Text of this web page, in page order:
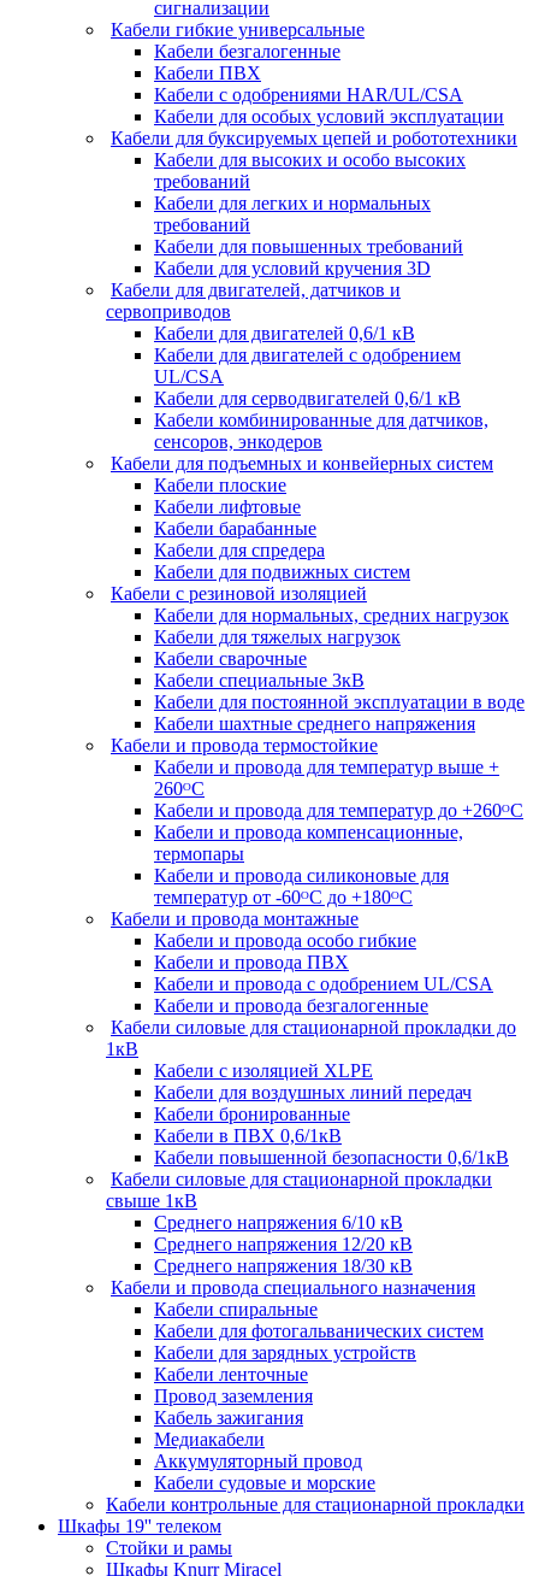
сигнализации
Кабели гибкие универсальные
Кабели безгалогенные
Кабели ПВХ
Кабели с одобрениями HAR/UL/CSA
Кабели для особых условий эксплуатации
Кабели для буксируемых цепей и робототехники
Кабели для высоких и особо высоких
требований
Кабели для легких и нормальных
требований
Кабели для повышенных требований
Кабели для условий кручения 3D
Кабели для двигателей, датчиков и
сервоприводов
Кабели для двигателей 0,6/1 кВ
Кабели для двигателей с одобрением
UL/CSA
Кабели для серводвигателей 0,6/1 кВ
Кабели комбинированные для датчиков,
cенсоров, энкодеров
Кабели для подъемных и конвейерных систем
Кабели плоские
Кабели лифтовые
Кабели барабанные
Кабели для спредера
Кабели для подвижных систем
Кабели с резиновой изоляцией
Кабели для нормальных, средних нагрузок
Кабели для тяжелых нагрузок
Кабели сварочные
Кабели специальные 3кВ
Кабели для постоянной эксплуатации в воде
Кабели шахтные среднего напряжения
Кабели и провода термостойкие
Кабели и провода для температур выше +
260ᴼС
Кабели и провода для температур до +260ᴼС
Кабели и провода компенсационные,
термопары
Кабели и провода силиконовые для
температур от -60ᴼC до +180ᴼС
Кабели и провода монтажные
Кабели и провода особо гибкие
Кабели и провода ПВХ
Кабели и провода с одобрением UL/CSA
Кабели и провода безгалогенные
Кабели силовые для стационарной прокладки до
1кВ
Кабели c изоляцией XLPE
Кабели для воздушных линий передач
Кабели бронированные
Кабели в ПВХ 0,6/1кВ
Кабели повышенной безопасности 0,6/1кВ
Кабели силовые для стационарной прокладки
свыше 1кВ
Среднего напряжения 6/10 кВ
Среднего напряжения 12/20 кВ
Среднего напряжения 18/30 кВ
Кабели и провода специального назначения
Кабели спиральные
Кабели для фотогальванических систем
Кабели для зарядных устройств
Кабели ленточные
Провод заземления
Кабель зажигания
Медиакабели
Аккумуляторный провод
Кабели судовые и морские
Кабели контрольные для стационарной прокладки
Шкафы 19'' телеком
Стойки и рамы
Шкафы Knurr Miracel